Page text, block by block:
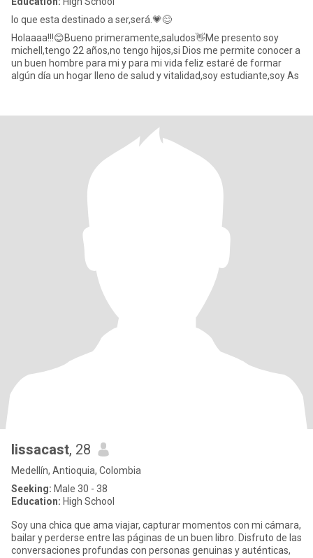
lo que esta destinado a ser,será.💗😊
Holaaaa!!!😊Bueno primeramente,saludos👋Me presento soy
michell,tengo 22 años,no tengo hijos,si Dios me permite conocer a
un buen hombre para mi y para mi vida feliz estaré de formar
algún día un hogar lleno de salud y vitalidad,soy estudiante,soy As
lissacast, 28
Medellín, Antioquia, Colombia
Seeking: Male 30 - 38
Education: High School
Soy una chica que ama viajar, capturar momentos con mi cámara,
bailar y perderse entre las páginas de un buen libro. Disfruto de las
conversaciones profundas con personas genuinas y auténticas,